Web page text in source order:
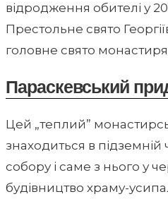
відродження обителі у
Престольне свято
головне свято монастиря
Параскевський
Цей „теплий”
знаходиться в підземній
собору і саме з нього у
будівництво храму-